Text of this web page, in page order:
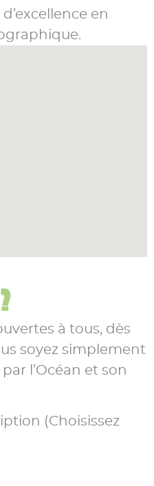
en
à tous, dès
soyez simplement
l’Océan et son
(Choisissez